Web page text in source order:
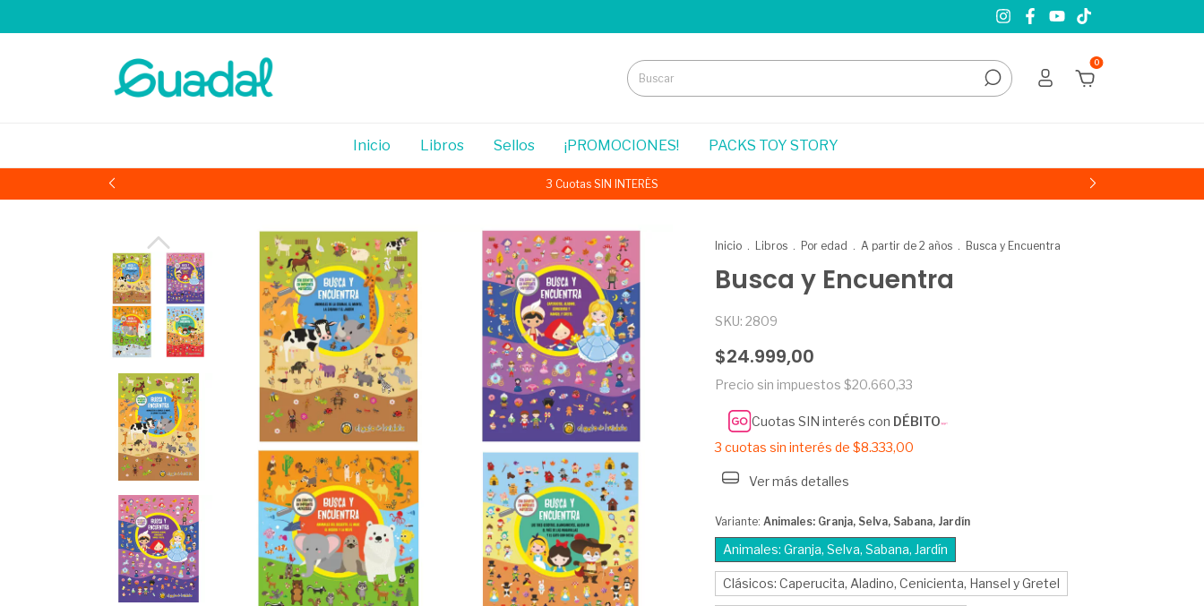
0
Inicio Libros Sellos ¡PROMOCIONES! PACKS TOY STORY
3 Cuotas SIN INTERÉS
Inicio . Libros . Por edad . A partir de 2 años . Busca y Encuentra
Busca y Encuentra
SKU: 2809
$24.999,00
Precio sin impuestos $20.660,33
Cuotas SIN interés con DÉBITO
3 cuotas sin interés de $8.333,00
Ver más detalles
Variante: Animales: Granja, Selva, Sabana, Jardín
Animales: Granja, Selva, Sabana, Jardín
Clásicos: Caperucita, Aladino, Cenicienta, Hansel y Gretel